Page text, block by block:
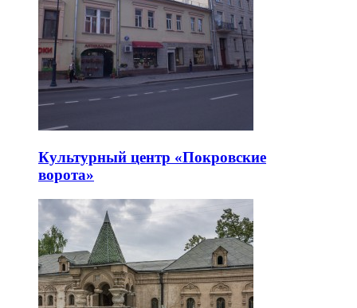
Культурный центр «Покровские
ворота»